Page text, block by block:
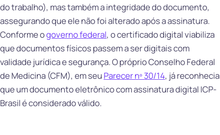
do trabalho), mas também a integridade do documento,
assegurando que ele não foi alterado após a assinatura.
Conforme ogoverno federal, o certificado digital viabiliza
que documentos físicos passem a ser digitais com
validade jurídica e segurança. O próprio Conselho Federal
de Medicina (CFM), em seu Parecer nº 30/14, já reconhecia
que um documento eletrônico com assinatura digital ICP-
Brasil é considerado válido.